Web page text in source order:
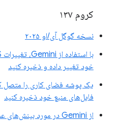
کروم ۱۳۷
نسخه گوگل آی/او ۲۰۲۵
خود تغییر داده و ذخیره کنید
یک پوشه فضای کاری را متصل
فایل‌های منبع خود ذخیره کنید
از Gemini در مورد بینش‌های عملکرد بپرسید